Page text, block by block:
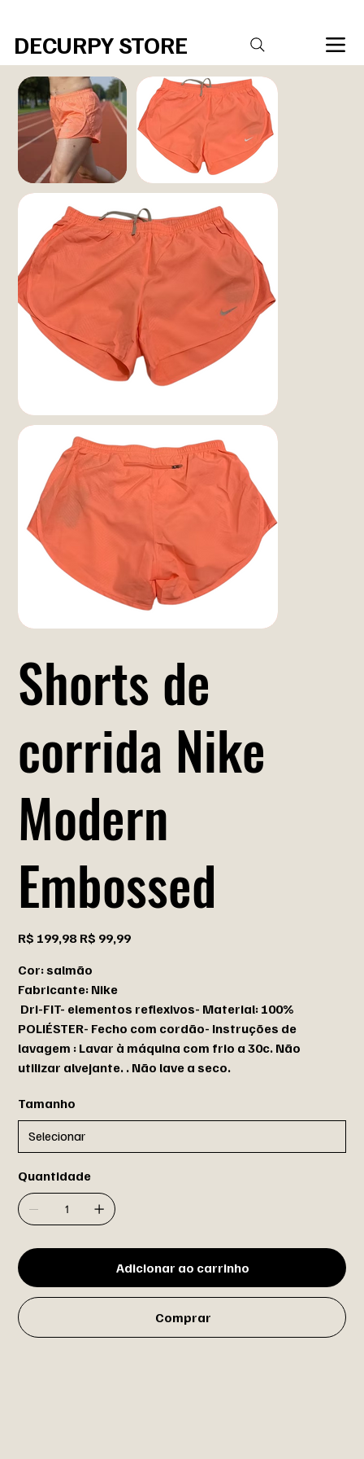
DECURPY STORE
Shorts de
corrida Nike
Modern
Embossed
Preço
original
R$ 199,98
Preço
promocional
R$ 99,99
Cor: salmão
Fabricante: Nike
Dri-FIT- elementos reflexivos- Material: 100%
POLIÉSTER- Fecho com cordão- Instruções de
lavagem : Lavar à máquina com frio a 30c. Não
utilizar alvejante. . Não lave a seco.
Tamanho
Quantidade
Adicionar ao carrinho
Comprar